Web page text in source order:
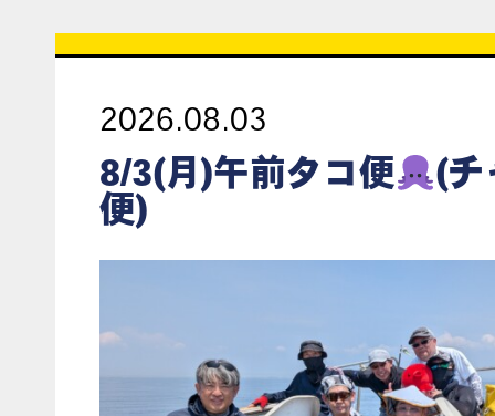
2026.08.03
8/3(月)午前タコ便
(チ
便)